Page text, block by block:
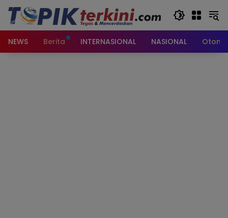
Langsung
konten
NEWS
Berita INTERNASIONAL NASIONAL